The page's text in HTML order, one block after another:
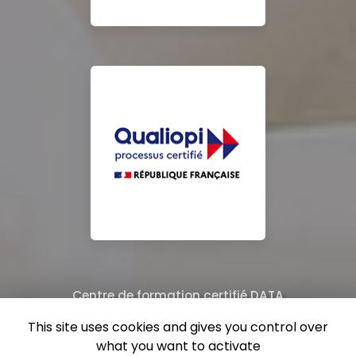
Centre de formation certifié DATA
This site uses cookies and gives you control over
what you want to activate